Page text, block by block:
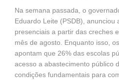
Na semana passada, o
Eduardo Leite (PSDB),
presenciais a partir das creches
mês de agosto. Enquanto isso,
apontam que 26% das escolas
acesso a abastecimento público
condições fundamentais para